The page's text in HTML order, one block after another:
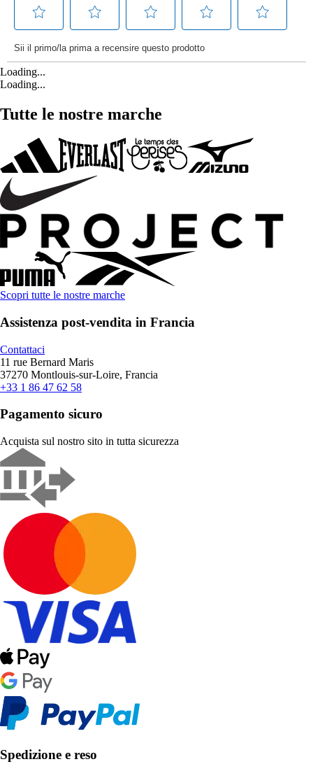
Loading...
Loading...
Tutte le nostre marche
Scopri tutte le nostre marche
Assistenza post-vendita in Francia
Contattaci
11 rue Bernard Maris
37270 Montlouis-sur-Loire, Francia
+33 1 86 47 62 58
Pagamento sicuro
Acquista sul nostro sito in tutta sicurezza
Spedizione e reso